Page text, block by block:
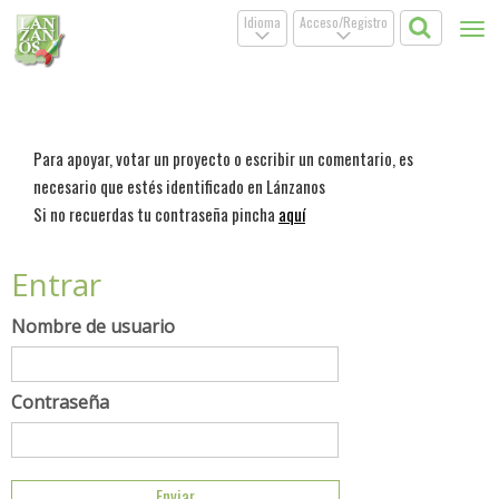
Acceso/Registro
.
Idioma
.
Para apoyar, votar un proyecto o escribir un comentario, es
necesario que estés identificado en Lánzanos
Si no recuerdas tu contraseña pincha aquí
Entrar
Nombre de usuario
Contraseña